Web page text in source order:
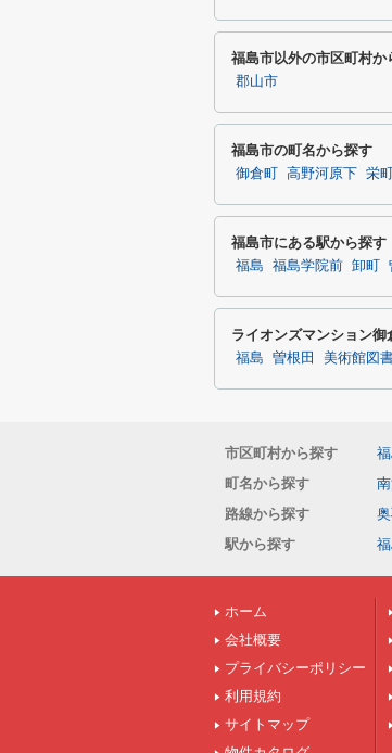
福島市以外の市区町村か
郡山市
福島市の町名から探す
御倉町 高野河原下 栄町
福島市にある駅から探す
福島 福島学院前 卸町
ライオンズマンション
福島 曽根田 美術館図
市区町村から探す
町名から探す
路線から探す
駅から探す
ホーム
会社概要
プライバシーポリシー
利用規約
サイトマップ